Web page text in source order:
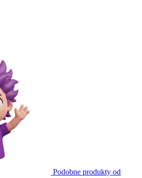
Podobne produkty od